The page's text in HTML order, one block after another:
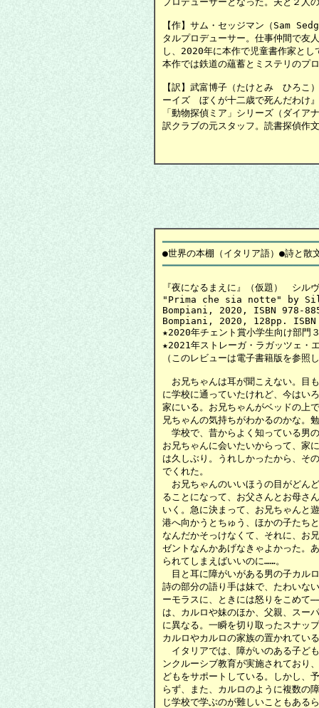
【作】サム・セッジマン（Sam
タルプロデューサー。仕事仲間で友
し、2020年に本作で児童書作家と
本作では鉄道の蘊蓄とミステリのプ
【訳】武富博子（たけとみ　ひろこ
ーイズ　ぼくが十二歳で死んだわけ
「動物探偵ミア」シリーズ（ダイア
訳クラブの元スタッフ。読書探偵作
●世界の本棚
『夜になるまえに』（仮題）　シル
"Prima che sia notte" by
Bompiani, 2020, ISBN 978-
Bompiani, 2020, 128pp.
★2020年チェント賞小学生向け部門
★2021年ストレーガ・ラガッツェ・
（このレビューは電子書籍版を参照
お兄ちゃんは耳が聞こえない。目
に学校に通っていたけれど、今はい
家にいる。お兄ちゃんがベッドの上
兄ちゃんの気持ちがわかるのかな。
学校で、昔からよく知っている男
お兄ちゃんに会いたいからって、家
は久しぶり。うれしかったから、そ
でくれた。
お兄ちゃんのいいほうの目がどん
ることになって、お父さんとお母さ
いく。急に決まって、お兄ちゃんと
港へ向かうとちゅう、ほかの子たち
なんだかそっけなくて、それに、お
ゼントなんかあげなきゃよかった。
られてしまえばいいのに……。
目と耳に障がいがある男の子カル
詩の部分の語り手は妹で、たわいな
ーモラスに、ときには怒りをこめて
は、カルロや妹のほか、父親、スー
に異なる。一瞬を切り取ったスナッ
カルロやカルロの家族の置かれてい
イタリアでは、障がいのある子ど
ンクルーシブ教育が実施されており
どもをサポートしている。しかし、
らず、また、カルロのように複数の
じ学校で学ぶのが難しいこともある